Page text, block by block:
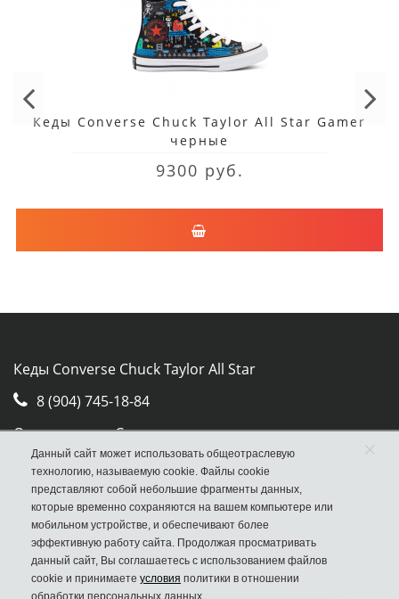
Кеды Converse Chuck Taylor All Star Gamer
черные
9300 руб.
Кеды Converse Chuck Taylor All Star
8 (904) 745-18-84
Отдел продаж Converse
Москва, ул. Авиамоторная, д.50, стр. 2, оф. 30
Данный сайт может использовать общеотраслевую
технологию, называемую cookie. Файлы cookie
представляют собой небольшие фрагменты данных,
которые временно сохраняются на вашем компьютере или
мобильном устройстве, и обеспечивают более
эффективную работу сайта. Продолжая просматривать
данный сайт, Вы соглашаетесь с использованием файлов
cookie и принимаете условия политики в отношении
обработки персональных данных.
×